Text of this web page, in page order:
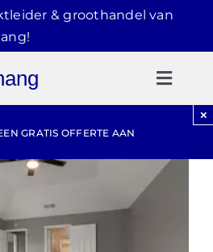
& groothandel van
GRATIS OFFERTE AAN
×